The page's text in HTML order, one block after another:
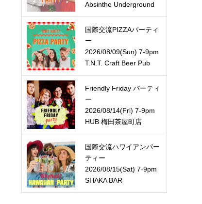
Absinthe Underground
国際交流PIZZAパーティ
ー
2026/08/09(Sun) 7-9pm
T.N.T. Craft Beer Pub
Friendly Friday パーティ
ー
2026/08/14(Fri) 7-9pm
HUB 梅田茶屋町店
国際交流ハワイアンパー
ティー
2026/08/15(Sat) 7-9pm
SHAKA BAR